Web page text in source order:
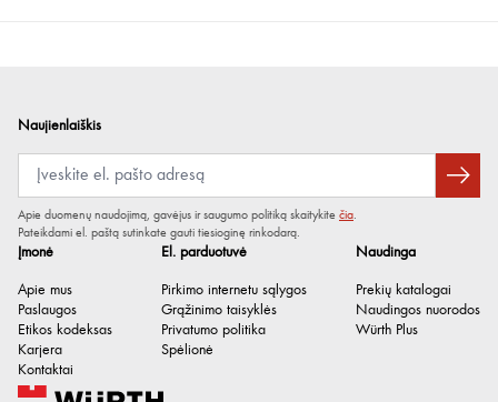
Įmonė
Apie mus
Paslaugos
Etikos kodeksas
Karjera
Kontaktai
El. parduotuvė
Pirkimo internetu sąlygos
Grąžinimo taisyklės
Privatumo politika
Spėlionė
Naudinga
Prekių katalogai
Naudingos nuorodos
Würth Plus
Naujienlaiškis
Apie duomenų naudojimą, gavėjus ir saugumo politiką skaitykite čia.
Pateikdami el. paštą sutinkate gauti tiesioginę rinkodarą.